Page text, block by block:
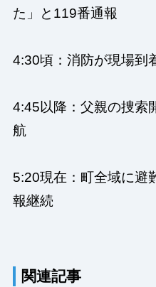
た」と119番通報
4:30頃：消防が現場到
4:45以降：父親の捜索
航
5:20現在：町全域に避
報継続
関連記事